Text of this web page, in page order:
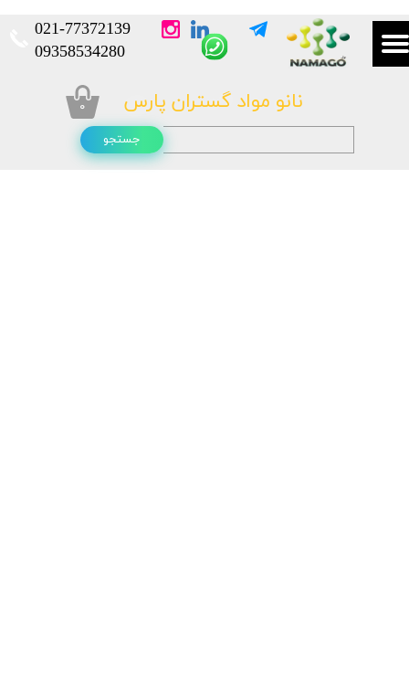
نانو مواد گستران پارس
021-77372139​​​​​​​
​​​​​​​09358534280
جستجو
۰